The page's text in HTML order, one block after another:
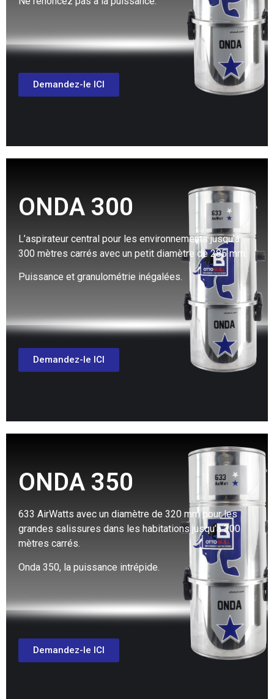
Demandez-le ICI
ONDA 300
L’aspirateur central pour les environnements jusqu’à
300 mètres carrés avec un petit diamètre de 285 mm.
Puissance et granulométrie inégalées.
Demandez-le ICI
ONDA 350
633 AirWatts avec un diamètre de 320 mm pour les
grandes salissures dans les habitations jusqu’à 300
mètres carrés.
Onda 350, la puissance intrépide.
Demandez-le ICI